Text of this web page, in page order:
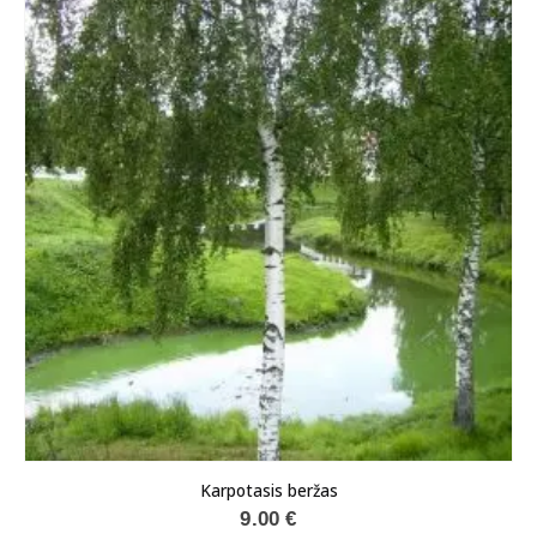
Karpotasis beržas
9.00€